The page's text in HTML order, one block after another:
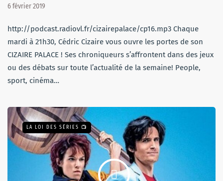
6 février 2019
http://podcast.radiovl.fr/cizairepalace/cp16.mp3 Chaque
mardi à 21h30, Cédric Cizaire vous ouvre les portes de son
CIZAIRE PALACE ! Ses chroniqueurs s’affrontent dans des jeux
ou des débats sur toute l’actualité de la semaine! People,
sport, cinéma…
LA LOI DES SÉRIES 📺